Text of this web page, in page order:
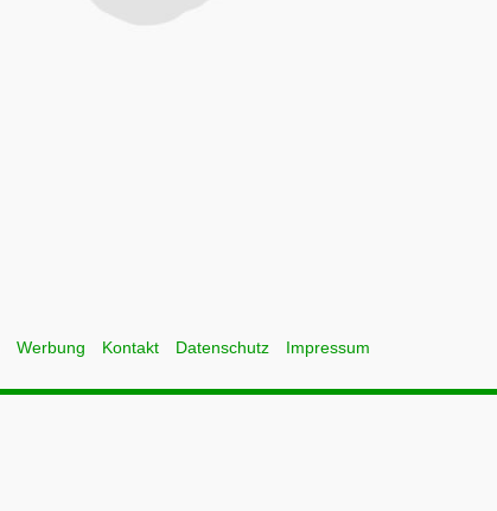
Werbung Kontakt Datenschutz Impressum